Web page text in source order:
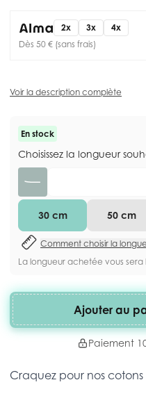
2x 3x
4x
Dès 50 € (sans frais)
Voir la description complète
En stock
Choisissez la longueur
30 cm 50 cm
Comment choisir la
La longueur achetée vous sera
Ajouter au
Paiement
Craquez pour nos